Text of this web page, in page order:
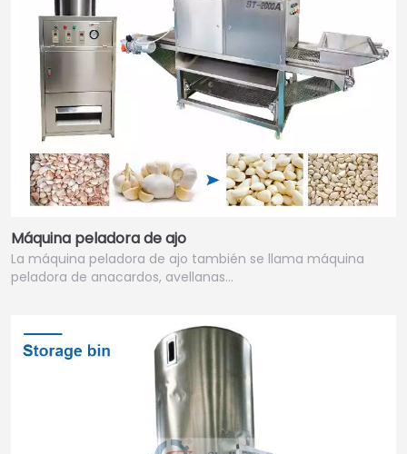
Máquina peladora de ajo
La máquina peladora de ajo también se llama máquina
peladora de anacardos, avellanas…